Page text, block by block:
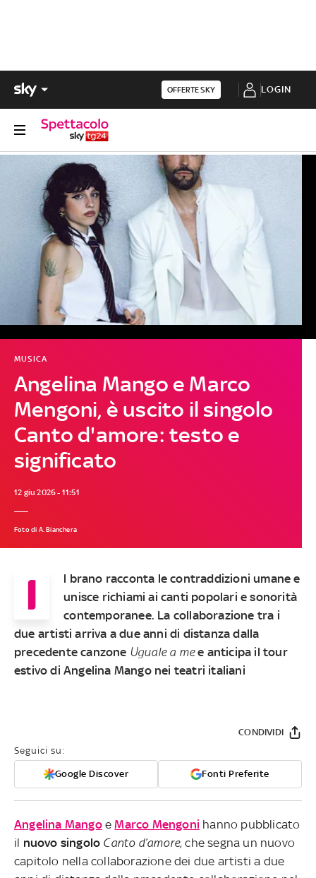
OFFERTE SKY LOGIN
Angelina Mango e Marco
Mengoni, è uscito il singolo
Canto d'amore: testo e
significato
MUSICA
12 giu 2026 - 11:51
Foto di A. Bianchera
I
l brano racconta le contraddizioni umane e
unisce richiami ai canti popolari e sonorità
contemporanee. La collaborazione tra i
due artisti arriva a due anni di distanza dalla
precedente canzone Uguale a mee anticipa il tour
estivo di Angelina Mango nei teatri italiani
Seguici su:
Google Discover Fonti Preferite
CONDIVIDI
Angelina MangoeMarco Mengoni hanno pubblicato
il nuovo singolo Canto d’amore, che segna un nuovo
capitolo nella collaborazione dei due artisti a due